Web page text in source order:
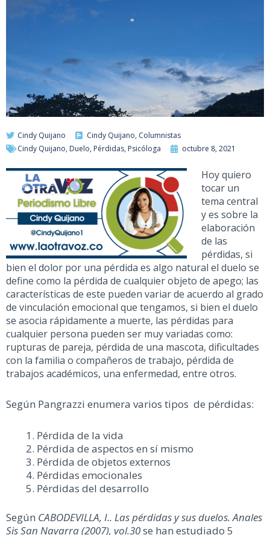
Cindy Quijano Cindy Quijano, Columnistas
Cindy Quijano, Duelo, Pérdidas, Psicóloga octubre 8, 2021
Hoy quiero
tocar un
tema central
y es sobre la
elaboración
de las
pérdidas, si
bien el dolor por una pérdida es algo natural el duelo se
define como la pérdida de cualquier objeto de apego; las
características de este pueden variar de acuerdo al grado
de vinculación emocional que tengamos, si bien el duelo
se asocia rápidamente a muerte, las pérdidas para
cualquier persona pueden ser muy variadas como:
rupturas de pareja, pérdida de una mascota, dificultades
con la familia o compañeros de trabajo, pérdida de
trabajos académicos, una enfermedad, entre otros.
Según Pangrazzi enumera varios tipos de pérdidas:
Pérdida de la vida
Pérdida de aspectos en sí mismo
Pérdida de objetos externos
Pérdidas emocionales
Pérdidas del desarrollo
Según CABODEVILLA, I.. Las pérdidas y sus duelos. Anales
Sis San Navarra (2007), vol.30se han estudiado 5